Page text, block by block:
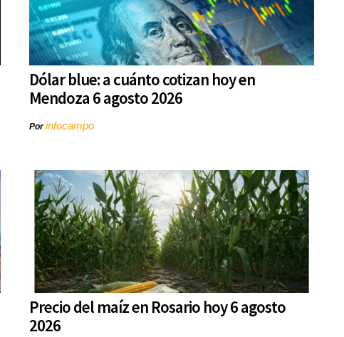
Dólar blue: a cuánto cotizan hoy en
Mendoza 6 agosto 2026
Porinfocampo
Precio del maíz en Rosario hoy 6 agosto
2026